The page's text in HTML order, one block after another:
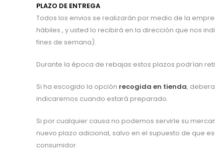
PLAZO DE ENTREGA
Todos los envios se realizarán por medio de la
hábiles , y usted lo recibirá en la dirección que nos
fines de semana).
Durante la época de rebajas estos plazos podrían
Si ha escogido la opción recogida en tienda,
indicaremos cuando estará preparado.
Si por cualquier causa no podemos servirle su
nuevo plazo adicional, salvo en el supuesto de que
consumidor.